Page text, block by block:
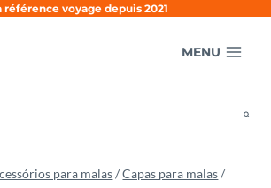
référence voyage depuis 2021
MENU
para malas / Capas para malas /